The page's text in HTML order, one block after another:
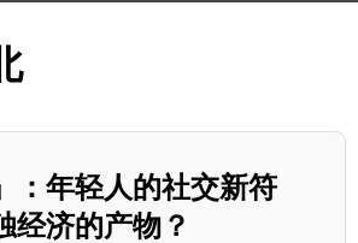
：年轻人的社交新符
经济的产物？